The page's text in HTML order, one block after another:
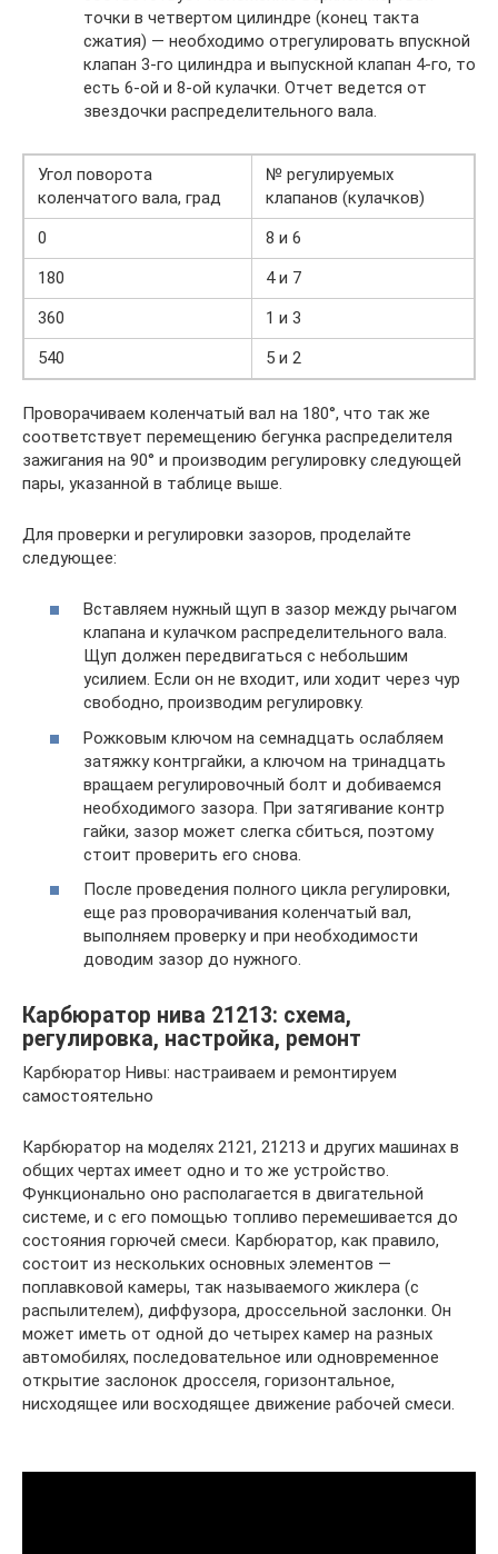
точки в четвертом цилиндре (конец такта
сжатия) — необходимо отрегулировать впускной
клапан 3-го цилиндра и выпускной клапан 4-го, то
есть 6-ой и 8-ой кулачки. Отчет ведется от
звездочки распределительного вала.
Угол поворота
коленчатого вала, град
№ регулируемых
клапанов (кулачков)
0
8 и 6
180
4 и 7
360
1 и 3
540
5 и 2
Проворачиваем коленчатый вал на 180°, что так же
соответствует перемещению бегунка распределителя
зажигания на 90° и производим регулировку следующей
пары, указанной в таблице выше.
Для проверки и регулировки зазоров, проделайте
следующее:
Вставляем нужный щуп в зазор между рычагом
клапана и кулачком распределительного вала.
Щуп должен передвигаться с небольшим
усилием. Если он не входит, или ходит через чур
свободно, производим регулировку.
Рожковым ключом на семнадцать ослабляем
затяжку контргайки, а ключом на тринадцать
вращаем регулировочный болт и добиваемся
необходимого зазора. При затягивание контр
гайки, зазор может слегка сбиться, поэтому
стоит проверить его снова.
После проведения полного цикла регулировки,
еще раз проворачивания коленчатый вал,
выполняем проверку и при необходимости
доводим зазор до нужного.
Карбюратор нива 21213: схема,
регулировка, настройка, ремонт
Карбюратор Нивы: настраиваем и ремонтируем
самостоятельно
Карбюратор на моделях 2121, 21213 и других машинах в
общих чертах имеет одно и то же устройство.
Функционально оно располагается в двигательной
системе, и с его помощью топливо перемешивается до
состояния горючей смеси. Карбюратор, как правило,
состоит из нескольких основных элементов —
поплавковой камеры, так называемого жиклера (с
распылителем), диффузора, дроссельной заслонки. Он
может иметь от одной до четырех камер на разных
автомобилях, последовательное или одновременное
открытие заслонок дросселя, горизонтальное,
нисходящее или восходящее движение рабочей смеси.